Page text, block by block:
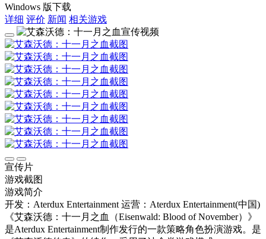
Windows 版下载
详细 评价 新闻 相关游戏
宣传片
游戏截图
游戏简介
开发：Aterdux Entertainment 运营：Aterdux Entertainment(中国)
《艾森沃德：十一月之血（Eisenwald: Blood of November）》
是Aterdux Entertainment制作发行的一款策略角色扮演游戏。是